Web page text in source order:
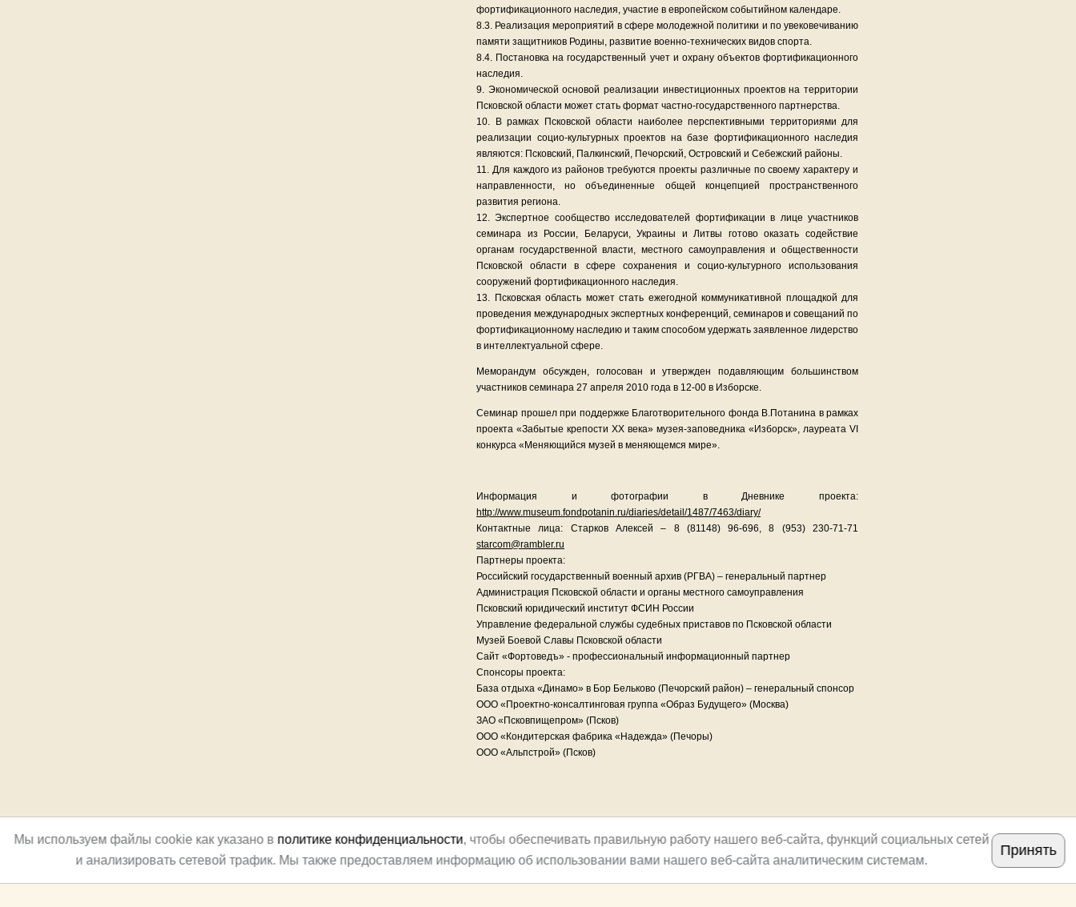
фортификационного наследия, участие в европейском событийном календаре.
8.3. Реализация мероприятий в сфере молодежной политики и по увековечиванию
памяти защитников Родины, развитие военно-технических видов спорта.
8.4. Постановка на государственный учет и охрану объектов фортификационного
наследия.
9. Экономической основой реализации инвестиционных проектов на территории
Псковской области может стать формат частно-государственного партнерства.
10. В рамках Псковской области наиболее перспективными территориями для
реализации социо-культурных проектов на базе фортификационного наследия
являются: Псковский, Палкинский, Печорский, Островский и Себежский районы.
11. Для каждого из районов требуются проекты различные по своему характеру и
направленности, но объединенные общей концепцией пространственного
развития региона.
12. Экспертное сообщество исследователей фортификации в лице участников
семинара из России, Беларуси, Украины и Литвы готово оказать содействие
органам государственной власти, местного самоуправления и общественности
Псковской области в сфере сохранения и социо-культурного использования
сооружений фортификационного наследия.
13. Псковская область может стать ежегодной коммуникативной площадкой для
проведения международных экспертных конференций, семинаров и совещаний по
фортификационному наследию и таким способом удержать заявленное лидерство
в интеллектуальной сфере.
Меморандум обсужден, голосован и утвержден подавляющим большинством
участников семинара 27 апреля 2010 года в 12-00 в Изборске.
Семинар прошел при поддержке Благотворительного фонда В.Потанина в рамках
проекта «Забытые крепости ХХ века» музея-заповедника «Изборск», лауреата VI
конкурса «Меняющийся музей в меняющемся мире».
Информация и фотографии в Дневнике проекта:
http://www.museum.fondpotanin.ru/diaries/detail/1487/7463/diary/
Контактные лица: Старков Алексей – 8 (81148) 96-696, 8 (953) 230-71-71
starcom@rambler.ru
Партнеры проекта:
Российский государственный военный архив (РГВА) – генеральный партнер
Администрация Псковской области и органы местного самоуправления
Псковский юридический институт ФСИН России
Управление федеральной службы судебных приставов по Псковской области
Музей Боевой Славы Псковской области
Сайт «Фортоведъ» - профессиональный информационный партнер
Спонсоры проекта:
База отдыха «Динамо» в Бор Бельково (Печорский район) – генеральный спонсор
ООО «Проектно-консалтинговая группа «Образ Будущего» (Москва)
ЗАО «Псковпищепром» (Псков)
ООО «Кондитерская фабрика «Надежда» (Печоры)
ООО «Альпстрой» (Псков)
Мы используем файлы cookie как указано в политике конфиденциальности, чтобы обеспечивать правильную работу нашего веб-сайта, функций социальных сетей
и анализировать сетевой трафик. Мы также предоставляем информацию об использовании вами нашего веб-сайта аналитическим системам.
Принять